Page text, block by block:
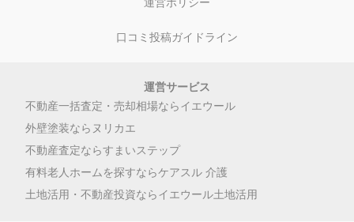
口コミ投稿ガイドライン
運営サービス
不動産一括査定・売却相場ならイエウール
外壁塗装ならヌリカエ
不動産査定ならすまいステップ
有料老人ホームを探すならケアスル 介護
土地活用・不動産投資ならイエウール土地活用